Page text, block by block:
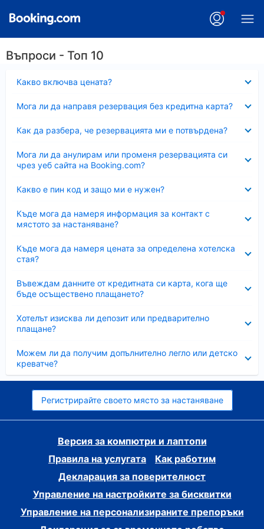
Въпроси - Топ 10
Какво включва цената?
Мога ли да направя резервация без кредитна карта?
Как да разбера, че резервацията ми е потвърдена?
Мога ли да анулирам или променя резервацията си
чрез уеб сайта на Booking.com?
Какво е пин код и защо ми е нужен?
Къде мога да намеря информация за контакт с
мястото за настаняване?
Къде мога да намеря цената за определена хотелска
стая?
Въвеждам данните от кредитната си карта, кога ще
бъде осъществено плащането?
Хотелът изисква ли депозит или предварително
плащане?
Можем ли да получим допълнително легло или детско
креватче?
Регистрирайте своето място за настаняване
Версия за компютри и лаптопи
Правила на услугата
Как работим
Декларация за поверителност
Управление на настройките за бисквитки
Управление на персонализираните препоръки